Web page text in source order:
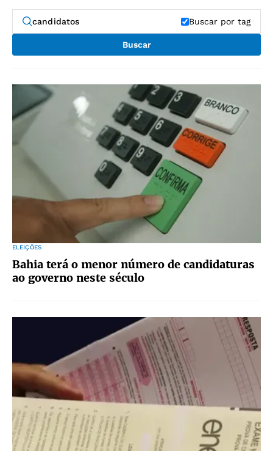
Buscar por tag
Buscar
ELEIÇÕES
Bahia terá o menor número de candidaturas
ao governo neste século